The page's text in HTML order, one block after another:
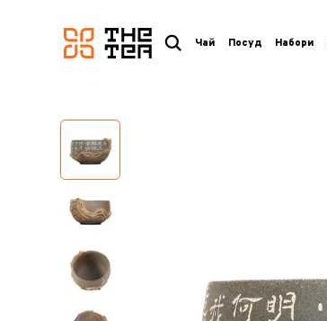
логотип
Чай Посуд Набори